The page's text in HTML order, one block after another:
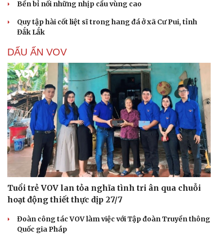
Cải chính
Bền bỉ nối những nhịp cầu vùng cao
Quy tập hài cốt liệt sĩ trong hang đá ở xã Cư Pui, tỉnh
Đắk Lắk
DẤU ẤN VOV
Tuổi trẻ VOV lan tỏa nghĩa tình tri ân qua chuỗi
hoạt động thiết thực dịp 27/7
Đoàn công tác VOV làm việc với Tập đoàn Truyền thông
Quốc gia Pháp